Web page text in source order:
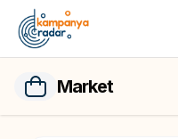
Market